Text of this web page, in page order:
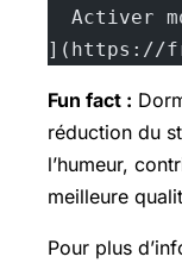
Activer
](https://
Fun fact :
réduction du
l’humeur,
meilleure
Pour plus